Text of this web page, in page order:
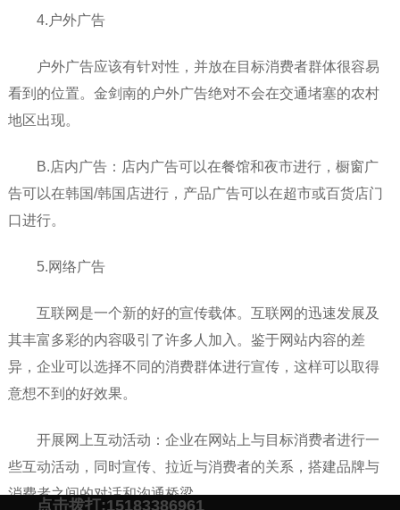
4.户外广告
户外广告应该有针对性，并放在目标消费者群体很容易
看到的位置。金剑南的户外广告绝对不会在交通堵塞的农村
地区出现。
B.店内广告：店内广告可以在餐馆和夜市进行，橱窗广
告可以在韩国/韩国店进行，产品广告可以在超市或百货店门
口进行。
5.网络广告
互联网是一个新的好的宣传载体。互联网的迅速发展及
其丰富多彩的内容吸引了许多人加入。鉴于网站内容的差
异，企业可以选择不同的消费群体进行宣传，这样可以取得
意想不到的好效果。
开展网上互动活动：企业在网站上与目标消费者进行一
些互动活动，同时宣传、拉近与消费者的关系，搭建品牌与
消费者之间的对话和沟通桥梁。
点击拨打:15183386961